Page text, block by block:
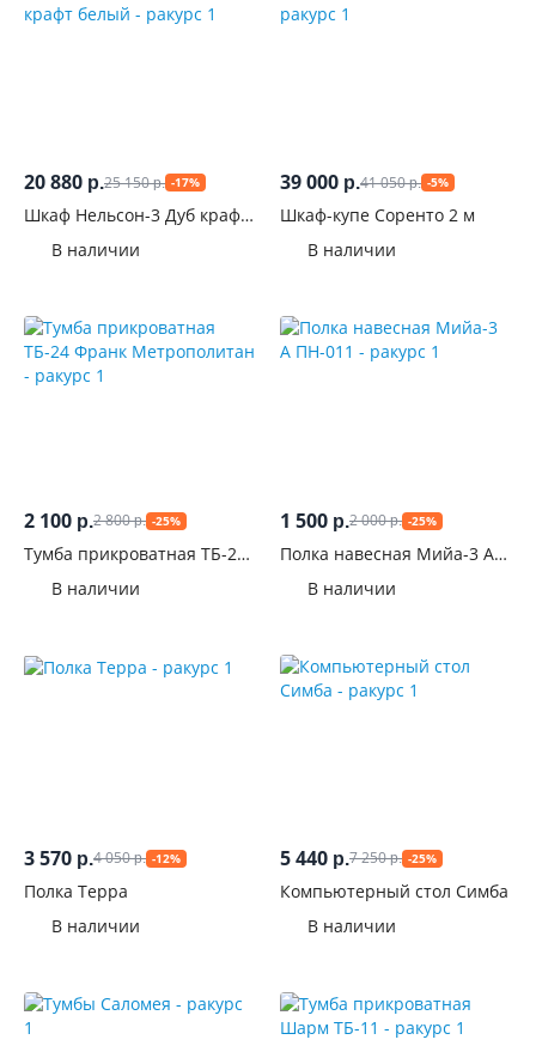
20 880 р.25 150р. -17%
Шкаф Нельсон-3 Дуб крафт
В наличии
39 000 р.41 050р. -5%
Шкаф-купе Соренто 2 м
В наличии
2 100 р.2 800р. -25%
Тумба прикроватная ТБ-24
В наличии
1 500 р.2 000р. -25%
Полка навесная Мийа-3 А
В наличии
3 570 р.4 050р. -12%
Полка Терра
В наличии
5 440 р.7 250р. -25%
Компьютерный стол Симба
В наличии